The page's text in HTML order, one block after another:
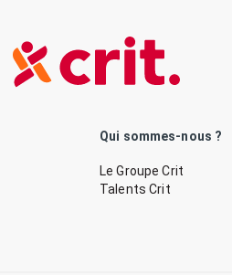
Qui sommes-nous ?
Le Groupe Crit
Talents Crit